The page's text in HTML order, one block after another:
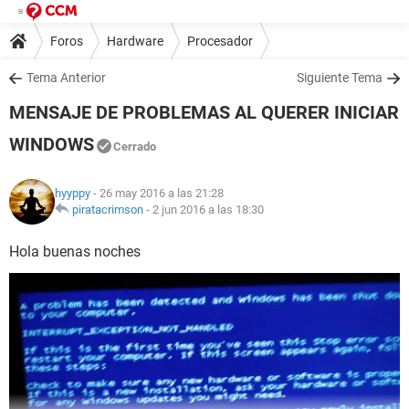
Foros Hardware Procesador
Tema Anterior Siguiente Tema
MENSAJE DE PROBLEMAS AL QUERER INICIAR
WINDOWS
Cerrado
hyyppy - 26 may 2016 a las 21:28
piratacrimson - 2 jun 2016 a las 18:30
Hola buenas noches